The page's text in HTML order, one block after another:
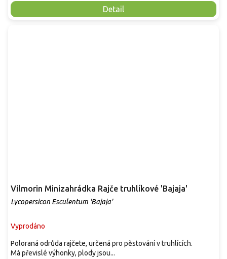
Detail
Vilmorin Minizahrádka Rajče truhlíkové 'Bajaja'
Lycopersicon Esculentum 'Bajaja'
Vyprodáno
Poloraná odrůda rajčete, určená pro pěstování v truhlících.
Má převislé výhonky, plody jsou...